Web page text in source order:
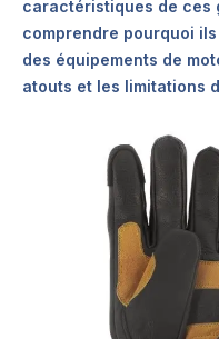
caractéristiques de ces
comprendre pourquoi
des équipements de
atouts et les limitations